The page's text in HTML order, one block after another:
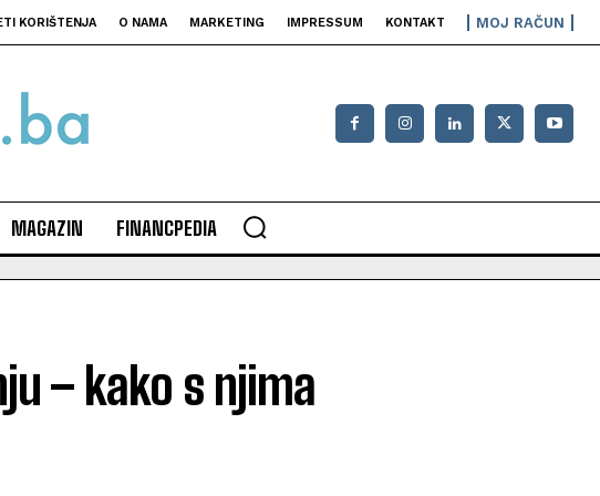
KORIŠTENJA O NAMA MARKETING IMPRESSUM KONTAKT MOJ RAČUN
MAGAZIN FINANCPEDIA
– kako s njima